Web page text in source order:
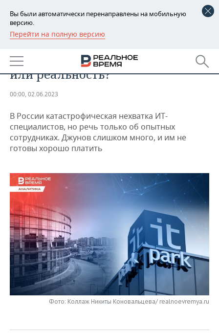
Вы были автоматически перенаправлены на мобильную
версию.
Перейти на полную версию
РЕГИОНЫ
БАШКОРТОСТАН
ТАТАРСТАН
НОВОСТИ
АНАЛИТИКА
ДЕКЛАРАЦИИ О ДОХОДАХ
КОРОЛИ ГОСЗАКАЗА ПФО
КОМУ ПРИНАДЛЕЖАТ
ТОРГОВЫЕ ЦЕНТРЫ
ТАТАРСТАНА
НОВОСТИ ЭКОНОМИКИ
ФИНАНСЫ
БЮДЖЕТ
ИНВЕСТИЦИИ
ПРОМЫШЛЕННОСТЬ
НОВОСТИ
ПРОМЫШЛЕННОСТИ
АГРОПРОМ
МАШИНОСТРОЕНИЕ
НЕФТЕХИМИЯ
НЕФТЬ
ОПК
ЭНЕРГЕТИКА
НЕДВИЖИМОСТЬ
НОВОСТИ АВТО
БИЗНЕС
НОВОСТИ БИЗНЕСА
РОЗНИЧНАЯ ТОРГОВЛЯ
ТРАНСПОРТ
УСЛУГИ
ТЕХНОЛОГИИ
НОВОСТИ ТЕХНОЛОГИЙ
IT
МЕДИА
ТЕЛЕКОММУНИКАЦИИ
МЕРОПРИЯТИЯ
НОВОСТИ МЕРОПРИЯТИЙ
ВЫЕЗДНАЯ РЕДАКЦИЯ
БИЗНЕС-БРАНЧИ
ONLINE-КОНФЕРЕНЦИИ
СПОРТ
НОВОСТИ СПОРТА
ХОККЕЙ
ОБЩЕСТВО
НОВОСТИ ОБЩЕСТВА
ВЛАСТЬ
ФОТОГАЛЕРЕЯ
СЮЖЕТЫ
Дефицит айтишников — миф
или реальность?
00:00, 02.06.2023
В России катастрофическая нехватка ИТ-
специалистов, но речь только об опытных
сотрудниках. Джунов слишком много, и им не
готовы хорошо платить
Фото: Коллаж Никиты Коновальцева/ realnoevremya.ru